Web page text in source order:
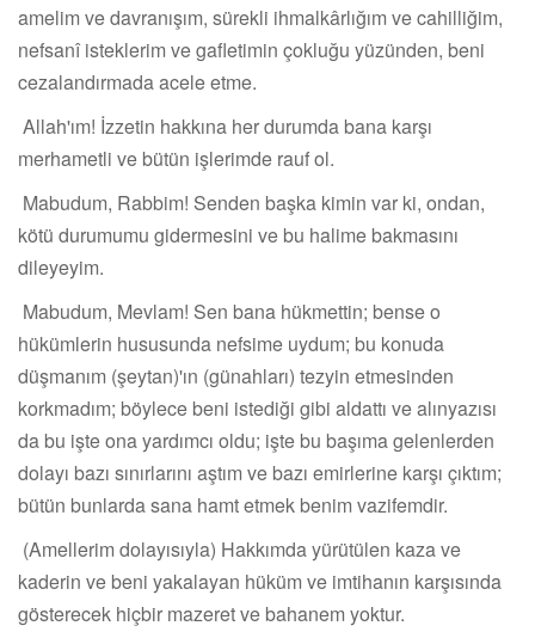
amelim ve davranışım, sürekli ihmalkârlığım ve cahilliğim,
nefsanî isteklerim ve gafletimin çokluğu yüzünden, beni
cezalandırmada acele etme.
Allah'ım! İzzetin hakkına her durumda bana karşı
merhametli ve bütün işlerimde rauf ol.
Mabudum, Rabbim! Senden başka kimin var ki, ondan,
kötü durumumu gidermesini ve bu halime bakmasını
dileyeyim.
Mabudum, Mevlam! Sen bana hükmettin; bense o
hükümlerin hususunda nefsime uydum; bu konuda
düşmanım (şeytan)'ın (günahları) tezyin etmesinden
korkmadım; böylece beni istediği gibi aldattı ve alınyazısı
da bu işte ona yardımcı oldu; işte bu başıma gelenlerden
dolayı bazı sınırlarını aştım ve bazı emirlerine karşı çıktım;
bütün bunlarda sana hamt etmek benim vazifemdir.
(Amellerim dolayısıyla) Hakkımda yürütülen kaza ve
kaderin ve beni yakalayan hüküm ve imtihanın karşısında
gösterecek hiçbir mazeret ve bahanem yoktur.